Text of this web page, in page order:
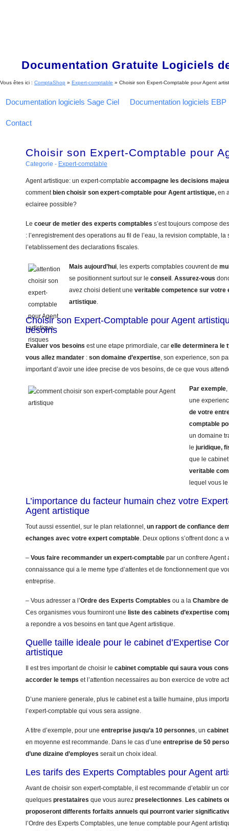
Documentation Gratuite Logiciels
Vous êtes ici : ComptaShop » Expert-comptable » Choisir son Expert-Comptable pour Agent
Documentation logiciels Sage Ciel Documentation logiciels EBP
Contact
Choisir son Expert-Comptable pour
Categorie - Expert-comptable
Agent artistique: un expert-comptable accompagne les decisions
comment bien choisir son expert-comptable pour Agent artistique, en
eclairee possible?
Le coeur de metier des experts comptables s’est toujours compose
: l’enregistrement des operations au fil de l’eau, la revision comptable, la
l’etablissement des declarations fiscales.
Mais aujourd’hui, les experts comptables couvrent de
se positionnent surtout sur le conseil . Assurez-vous
avez choisi detient une veritable competence sur votre
artistique.
Choisir son Expert-Comptable pour Agent
besoins
Evaluer vos besoins est une etape primordiale, car elle determinera le
vous allez mandater : son domaine d’expertise, son experience, son
important d’avoir une idee precise de vos besoins, de ce que vous
Par exemple
une
de votre
comptable
un domaine
le juridique,
que le
veritable
lequel vous
L’importance du facteur humain chez votre
Agent artistique
Tout aussi essentiel, sur le plan relationnel, un rapport de confiance
echanges avec votre expert comptable. Deux options s’offrent donc a
– Vous faire recommander un expert-comptable par un confrere Agent
connaissance qui a le meme type d’attentes et de fonctionnement que
entreprise.
– Vous adresser a l’Ordre des Experts Comptables ou a la Chambre
Ces organismes vous fourniront une liste des cabinets d’expertise
a repondre a vos besoins en tant que Agent artistique.
Quelle taille ideale pour le cabinet d’Expertise
artistique
Il est tres important de choisir le cabinet comptable qui saura vous
accorder le temps et l’attention necessaires au bon exercice de votre
D’une maniere generale, plus le cabinet est a taille humaine, plus
l’expert-comptable qui vous sera assigne.
A titre d’exemple, pour une entreprise jusqu’a 10 personnes, un
en moyenne est recommande. Dans le cas d’une entreprise de 50
d’une dizaine d’employes serait un choix ideal.
Les tarifs des Experts Comptables pour Agent
Avant de choisir son expert-comptable, il est recommande d’etablir un
quelques prestataires que vous aurez preselectionnes. Les cabinets
proposeront differents forfaits annuels qui pourront varier
l’Ordre des Experts Comptables, une tenue comptable pour Agent